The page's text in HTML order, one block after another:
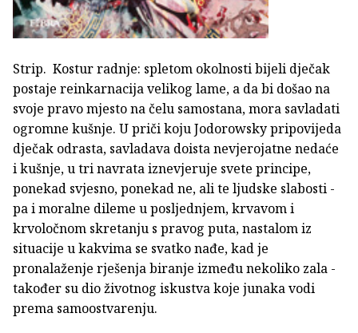
Strip. Kostur radnje: spletom okolnosti bijeli dječak
postaje reinkarnacija velikog lame, a da bi došao na
svoje pravo mjesto na čelu samostana, mora savladati
ogromne kušnje. U priči koju Jodorowsky pripovijeda
dječak odrasta, savladava doista nevjerojatne nedaće
i kušnje, u tri navrata iznevjeruje svete principe,
ponekad svjesno, ponekad ne, ali te ljudske slabosti -
pa i moralne dileme u posljednjem, krvavom i
krvoločnom skretanju s pravog puta, nastalom iz
situacije u kakvima se svatko nađe, kad je
pronalaženje rješenja biranje između nekoliko zala -
također su dio životnog iskustva koje junaka vodi
prema samoostvarenju.